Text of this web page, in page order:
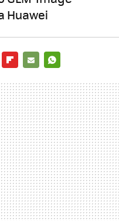
Huawei
MAIL